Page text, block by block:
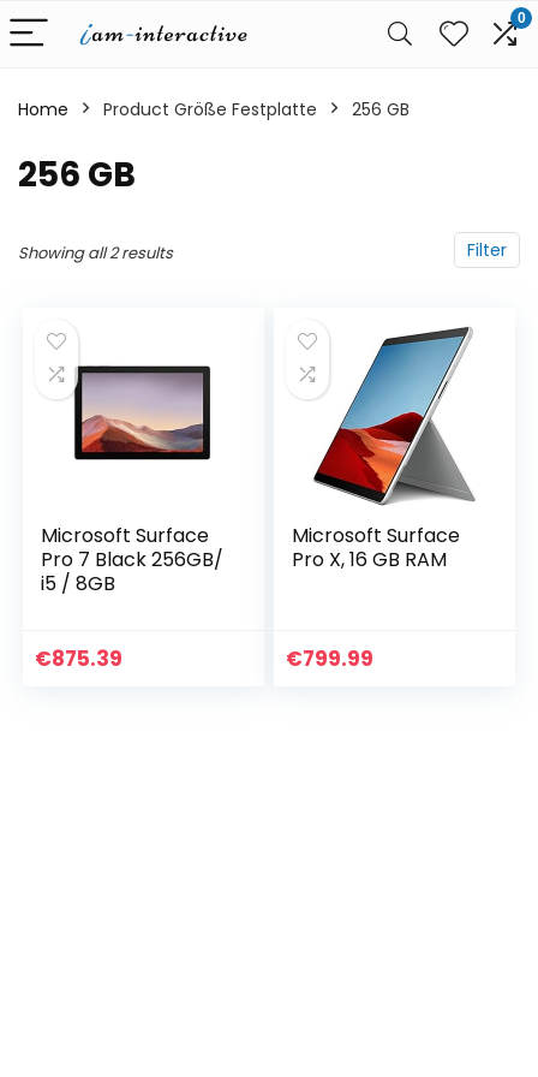
0
Home Product Größe Festplatte ‎256 GB
‎256 GB
Filter
Showing all 2 results
Microsoft Surface
Pro 7 Black 256GB/
i5 / 8GB
€875.39
Microsoft Surface
Pro X, 16 GB RAM
€799.99